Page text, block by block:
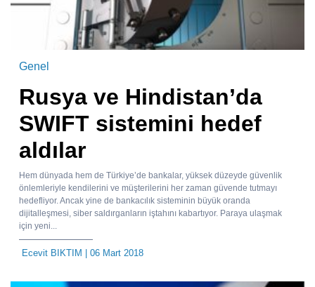
Genel
Rusya ve Hindistan’da
SWIFT sistemini hedef
aldılar
Hem dünyada hem de Türkiye’de bankalar, yüksek düzeyde güvenlik
önlemleriyle kendilerini ve müşterilerini her zaman güvende tutmayı
hedefliyor. Ancak yine de bankacılık sisteminin büyük oranda
dijitalleşmesi, siber saldırganların iştahını kabartıyor. Paraya ulaşmak
için yeni...
Ecevit BIKTIM | 06 Mart 2018